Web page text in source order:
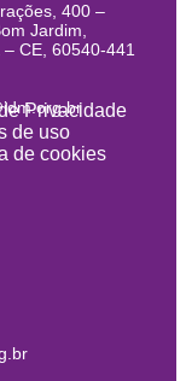
400 –
Jardim,
CE, 60540-441
Privacidade
de uso
de cookies